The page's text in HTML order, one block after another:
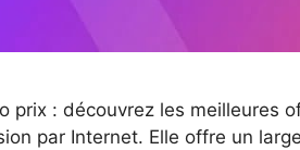
prix : découvrez les meilleures
par Internet. Elle offre un